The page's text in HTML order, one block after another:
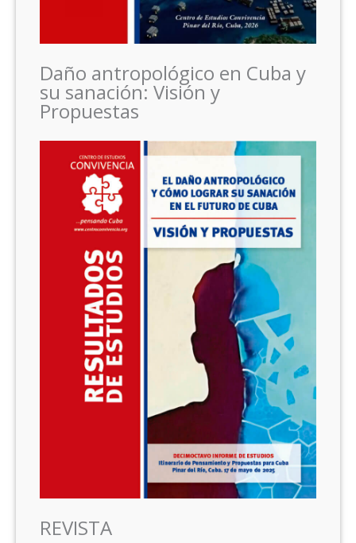
Daño antropológico en Cuba y
su sanación: Visión y
Propuestas
REVISTA